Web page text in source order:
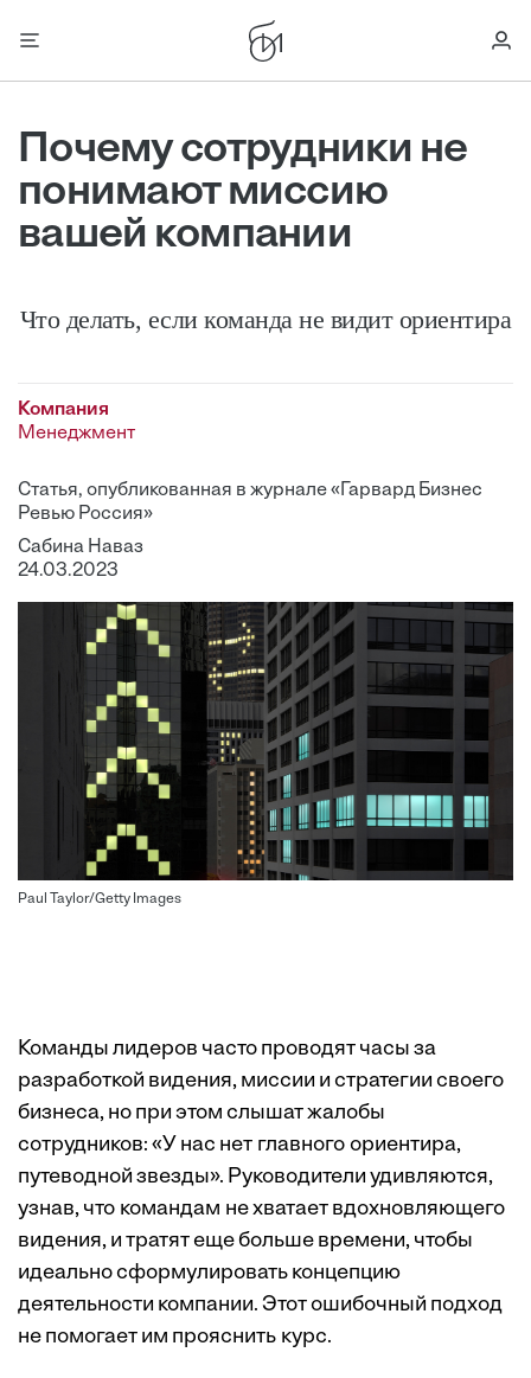
Почему сотрудники не
понимают миссию
вашей компании
Что делать, если команда не видит ориентира
Компания
Менеджмент
Статья, опубликованная в журнале «Гарвард Бизнес
Ревью Россия»
Сабина Наваз
24.03.2023
Paul Taylor/Getty Images
Команды лидеров часто проводят часы за
разработкой видения, миссии и стратегии своего
бизнеса, но при этом слышат жалобы
сотрудников: «У нас нет главного ориентира,
путеводной звезды». Руководители удивляются,
узнав, что командам не хватает вдохновляющего
видения, и тратят еще больше времени, чтобы
идеально сформулировать концепцию
деятельности компании. Этот ошибочный подход
не помогает им прояснить курс.